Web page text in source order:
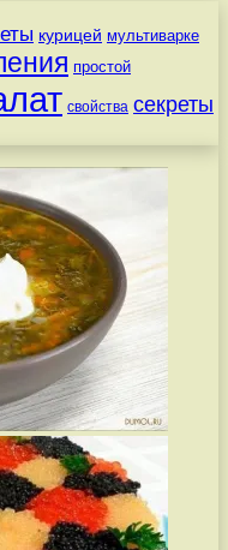
курицей мультиварке
простой
свойства секреты